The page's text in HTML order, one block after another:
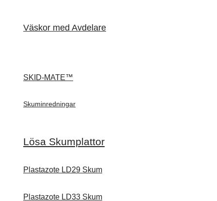
Väskor med Avdelare
SKID-MATE™
Skuminredningar
Lösa Skumplattor
Plastazote LD29 Skum
Plastazote LD33 Skum